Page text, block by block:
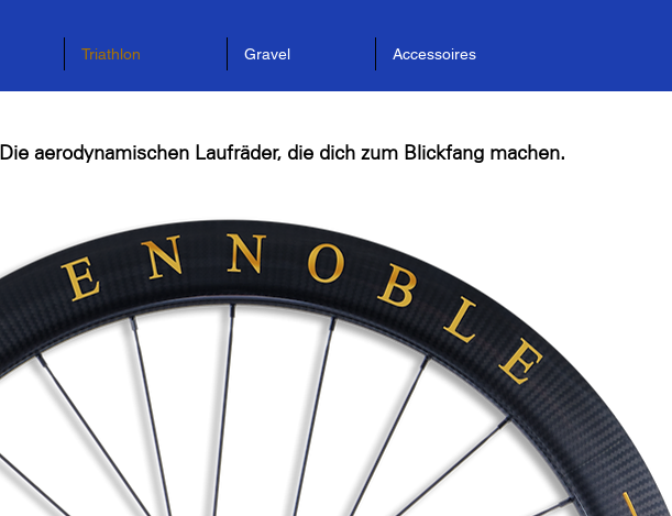
Triathlon Gravel Accessoires
Die aerodynamischen Laufräder, die dich zum Blickfang machen.